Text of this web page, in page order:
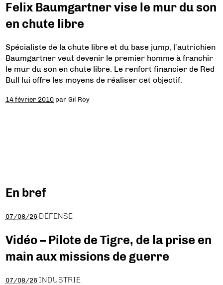
Felix Baumgartner vise le mur du son
en chute libre
Spécialiste de la chute libre et du base jump, l’autrichien
Baumgartner veut devenir le premier homme à franchir
le mur du son en chute libre. Le renfort financier de Red
Bull lui offre les moyens de réaliser cet objectif.
14 février 2010 parGil Roy
En bref
07/08/26 DÉFENSE
Vidéo – Pilote de Tigre, de la prise en
main aux missions de guerre
07/08/26 INDUSTRIE